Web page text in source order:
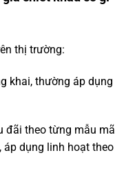
thị trường:
khai, thường áp dụng
đãi theo từng mẫu mã
dụng linh hoạt theo